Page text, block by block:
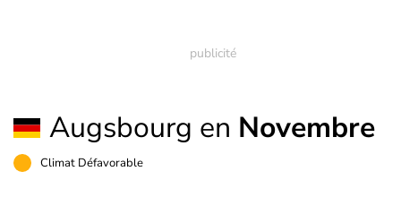
Augsbourg en Novembre
Climat Défavorable